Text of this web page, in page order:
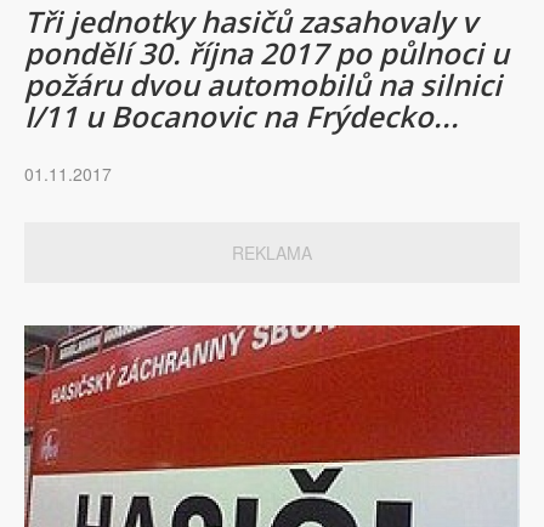
Tři jednotky hasičů zasahovaly v
pondělí 30. října 2017 po půlnoci u
požáru dvou automobilů na silnici
I/11 u Bocanovic na Frýdecko...
01.11.2017
REKLAMA